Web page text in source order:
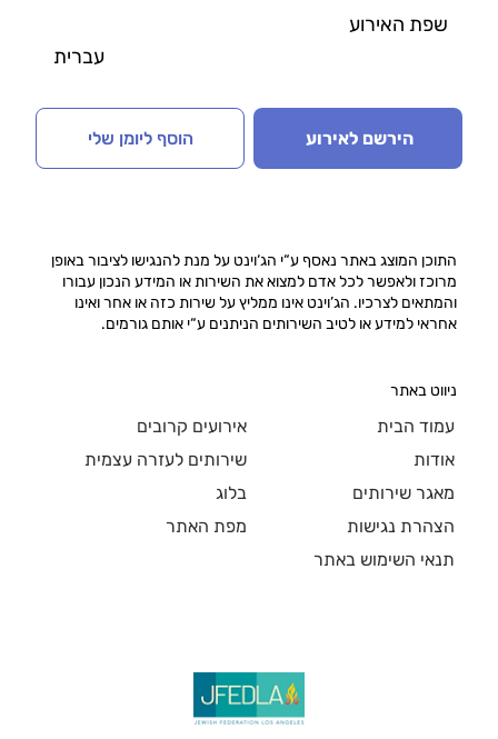
שפת האירוע
עברית
הירשם לאירוע הוסף ליומן שלי
התוכן המוצג באתר נאסף ע“י הג‘וינט על מנת להנגישו לציבור באופן
מרוכז ולאפשר לכל אדם למצוא את השירות או המידע הנכון עבורו
והמתאים לצרכיו. הג’וינט אינו ממליץ על שירות כזה או אחר ואינו
אחראי למידע או לטיב השירותים הניתנים ע“י אותם גורמים.
ניווט באתר
עמוד הבית
אודות
מאגר שירותים
הצהרת נגישות
תנאי השימוש באתר
אירועים קרובים
שירותים לעזרה עצמית
בלוג
מפת האתר